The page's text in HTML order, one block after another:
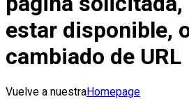
estar disponible,
cambiado de URL
Vuelve a nuestraHomepage